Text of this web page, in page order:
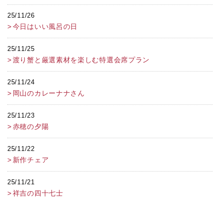
25/11/26
今日はいい風呂の日
25/11/25
渡り蟹と厳選素材を楽しむ特選会席プラン
25/11/24
岡山のカレーナナさん
25/11/23
赤穂の夕陽
25/11/22
新作チェア
25/11/21
祥吉の四十七士